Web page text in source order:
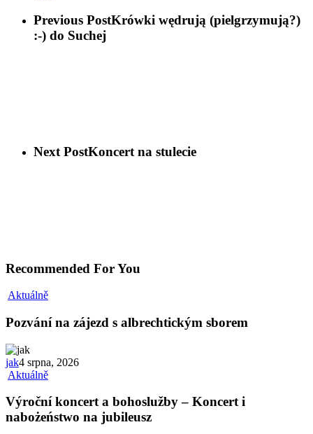
Previous PostKrówki wędrują (pielgrzymują?)
:-) do Suchej
Next PostKoncert na stulecie
Recommended For You
Aktuálně
Pozvání na zájezd s albrechtickým sborem
jak4 srpna, 2026
Aktuálně
Výroční koncert a bohoslužby – Koncert i
nabożeństwo na jubileusz